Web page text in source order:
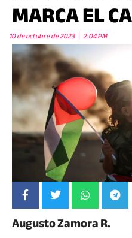
MARCA EL
10 de octubre de 2023 2:04 PM
Augusto Zamora R.